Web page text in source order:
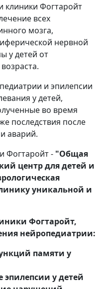
клиники Фогтаройт
всех
мозга,
нервной
у детей от
и эпилепсии
у детей,
во время
последствия после
аварий.
Фогтаройт - "Общая
центр для детей и
уникальной и
Фогтаройт,
нейропедиатрии:
памяти у
эпилепсии у детей